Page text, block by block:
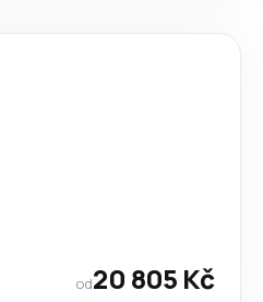
od20 805 Kč